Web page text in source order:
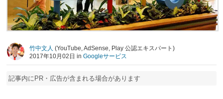
竹中文人 (YouTube, AdSense, Play 公認エキスパート)
2017年10月02日 in Googleサービス
記事内にPR・広告が含まれる場合があります